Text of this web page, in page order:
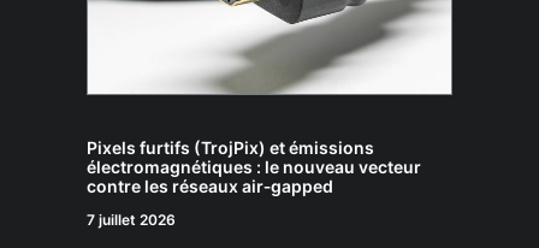
Pixels furtifs (TrojPix) et émissions
électromagnétiques : le nouveau vecteur
contre les réseaux air‑gapped
7 juillet 2026